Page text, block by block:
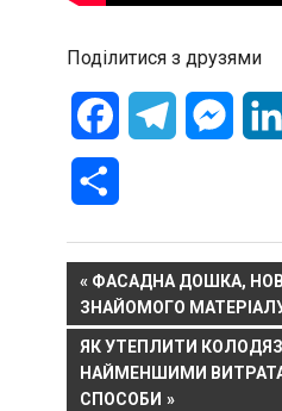
Поділитися з друзями
FacebookTelegram
Навигация
по
записям
PREVIOUS
POST:
ФАСАДНА ДОШКА,
ЗНАЙОМОГО
NEXT
POST:
ЯК УТЕПЛИТИ
НАЙМЕНШИМИ
СПОСОБИ